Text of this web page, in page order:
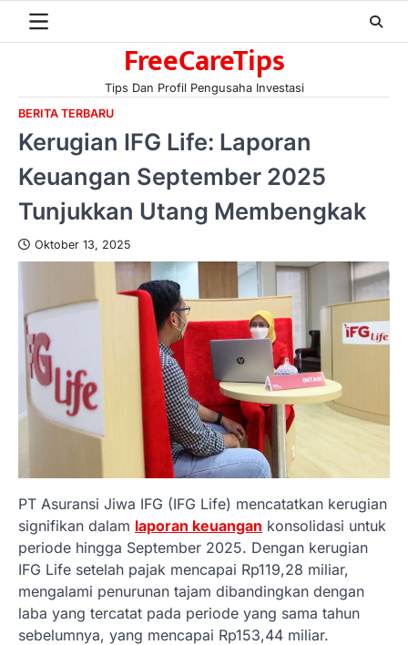
FreeCareTips
Tips Dan Profil Pengusaha Investasi
BERITA TERBARU
Kerugian IFG Life: Laporan
Keuangan September 2025
Tunjukkan Utang Membengkak
Oktober 13, 2025
PT Asuransi Jiwa IFG (IFG Life) mencatatkan kerugian
signifikan dalam laporan keuangan konsolidasi untuk
periode hingga September 2025. Dengan kerugian
IFG Life setelah pajak mencapai Rp119,28 miliar,
mengalami penurunan tajam dibandingkan dengan
laba yang tercatat pada periode yang sama tahun
sebelumnya, yang mencapai Rp153,44 miliar.